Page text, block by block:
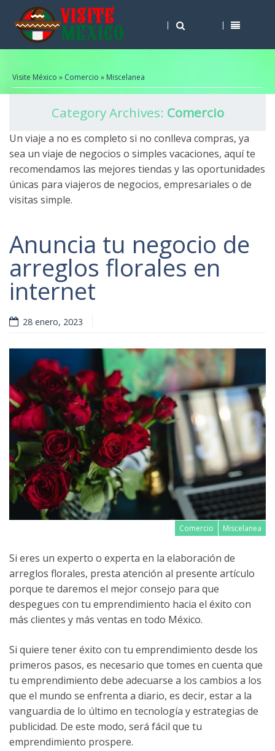
Visite México » Comercio » Miscelanea
Category Archives: Comercio
Un viaje a no es completo si no conlleva compras, ya
sea un viaje de negocios o simples vacaciones, aquí te
recomendamos las mejores tiendas y las oportunidades
únicas para viajeros de negocios, empresariales o de
visitas simple.
Anuncia tu negocio de
arreglos florales en
internet
28 enero, 2023
Comercio Miscelanea
Si eres un experto o experta en la elaboración de
arreglos florales, presta atención al presente artículo
porque te daremos el mejor consejo para que
despegues con tu emprendimiento hacia el éxito con
más clientes y más ventas en todo México.
Si quiere tener éxito con tu emprendimiento desde los
primeros pasos, es necesario que tomes en cuenta que
tu emprendimiento debe adecuarse a los cambios a los
que el mundo se enfrenta a diario, es decir, estar a la
vanguardia de lo último en tecnología y estrategias de
publicidad. De este modo, será fácil que tu
emprendimiento prospere.